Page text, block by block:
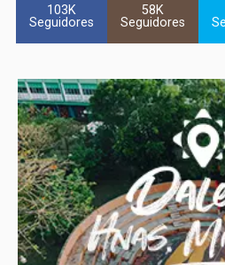
103K
Seguidores
58K
Seguidores